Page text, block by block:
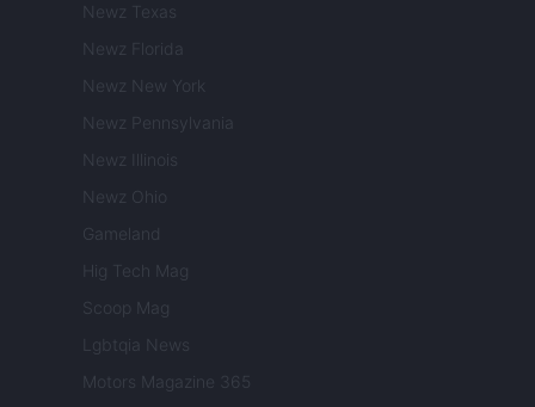
Newz Texas
Newz Florida
Newz New York
Newz Pennsylvania
Newz Illinois
Newz Ohio
Gameland
Hig Tech Mag
Scoop Mag
Lgbtqia News
Motors Magazine 365